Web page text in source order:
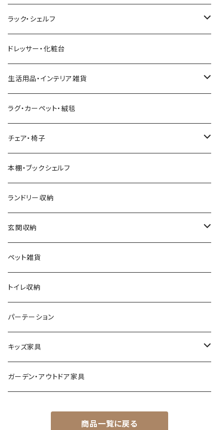
インダストリアル
フレンチカントリー
アジアン
ボタニカル
モダン
カントリー
アンティーク
ヨーロピアン
モノトーン
ナチュラル
シンプル
スタイリッシュ
レトロ
昇降式・リフティングテーブル
フロアソファ・ローソファ
リクライニングソファ
カウチソファ・コーナーソファ
オットマン
電動リクライニングソファ
伸縮テレビ台
テレビスタンド
ロフトベッド
ヘッドボード
マットレス
寝具
レンジ台
キッチンラック
キッチン雑貨
2人用ダイニングテーブルセット
4人用ダイニングテーブルセット
ダイニングチェア・ベンチ
ダイニングソファ
ハイチェスト
ラック・シェルフ
オープンラック
突っ張り収納
カート
ディスプレイラック
ドレッサー・化粧台
生活用品・インテリア雑貨
ミラー・姿見
ハンガーラック・ポールハンガー
ダストボックス
ハンキングラック
プランター用品
クッション
その他
ラグ・カーペット・絨毯
チェア・椅子
スツール
カウンターチェア
デザイナーズチェア
ダイニングチェア
オフィスチェア
パーソナルチェア
フォールディングチェア
玄関・エントランスチェア
本棚・ブックシェルフ
ランドリー収納
玄関収納
シューズラック・シューズボックス
傘立て
その他
ペット雑貨
トイレ収納
パーテーション
キッズ家具
プレイマット
ガーデン・アウトドア家具
商品一覧に戻る